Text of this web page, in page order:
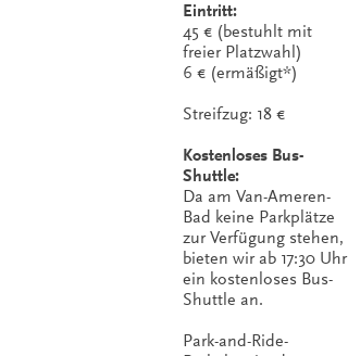
Eintritt:
45 € (bestuhlt mit
freier Platzwahl)
6 € (ermäßigt*)
Streifzug: 18 €
Kostenloses Bus-
Shuttle:
Da am Van-Ameren-
Bad keine Parkplätze
zur Verfügung stehen,
bieten wir ab 17:30 Uhr
ein kostenloses Bus-
Shuttle an.
Park-and-Ride-